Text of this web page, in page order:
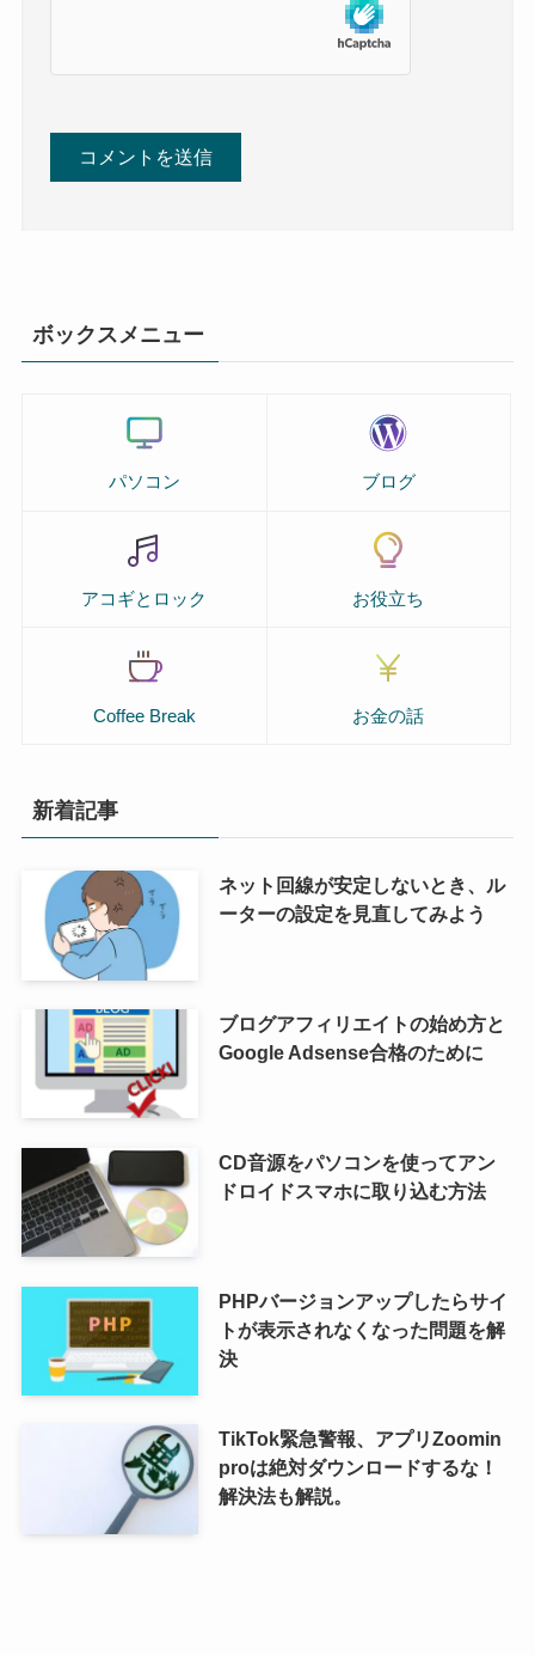
ボックスメニュー
パソコン ブログ
アコギとロック お役立ち
Coffee Break お金の話
新着記事
ネット回線が安定しないとき、ル
ーターの設定を見直してみよう
ブログアフィリエイトの始め方と
Google Adsense合格のために
CD音源をパソコンを使ってアン
ドロイドスマホに取り込む方法
PHPバージョンアップしたらサイ
トが表示されなくなった問題を解
決
TikTok緊急警報、アプリZoomin
proは絶対ダウンロードするな！
解決法も解説。